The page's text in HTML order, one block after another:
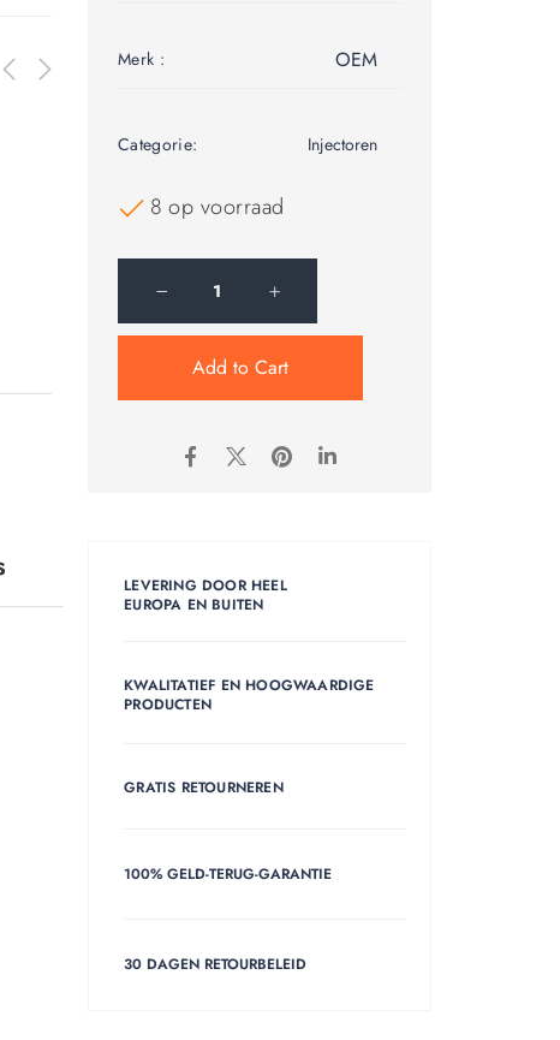
Merk : OEM
Categorie: Injectoren
8 op voorraad
Add to Cart
LEVERING DOOR HEEL
EUROPA EN BUITEN
KWALITATIEF EN HOOGWAARDIGE
PRODUCTEN
GRATIS RETOURNEREN
100% GELD-TERUG-GARANTIE
30 DAGEN RETOURBELEID